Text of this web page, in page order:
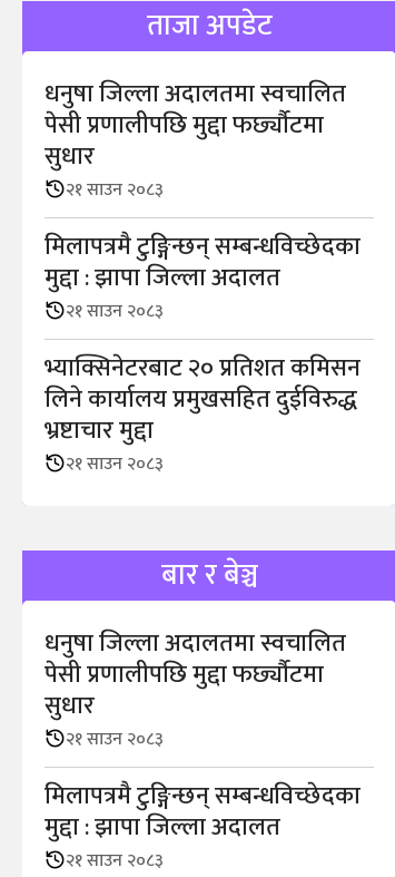
ताजा अपडेट
धनुषा जिल्ला अदालतमा स्वचालित
पेसी प्रणालीपछि मुद्दा फर्छ्यौटमा
सुधार
२१ साउन २०८३
मिलापत्रमै टुङ्गिन्छन् सम्बन्धविच्छेदका
मुद्दा : झापा जिल्ला अदालत
२१ साउन २०८३
भ्याक्सिनेटरबाट २० प्रतिशत कमिसन
लिने कार्यालय प्रमुखसहित दुईविरुद्ध
भ्रष्टाचार मुद्दा
२१ साउन २०८३
बार र बेञ्च
धनुषा जिल्ला अदालतमा स्वचालित
पेसी प्रणालीपछि मुद्दा फर्छ्यौटमा
सुधार
२१ साउन २०८३
मिलापत्रमै टुङ्गिन्छन् सम्बन्धविच्छेदका
मुद्दा : झापा जिल्ला अदालत
२१ साउन २०८३